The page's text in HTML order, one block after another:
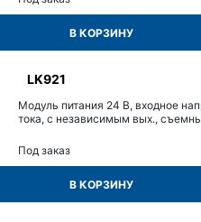
В КОРЗИНУ
LK921
Модуль питания 24 В, входное
тока, с независимым вых.,
Под заказ
В КОРЗИНУ